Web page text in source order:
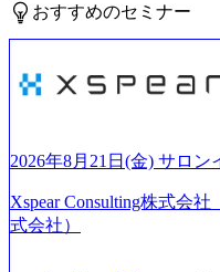
おすすめのセミナー
2026年8月21日(金) サロン
Xspear Consulting株式会
式会社）